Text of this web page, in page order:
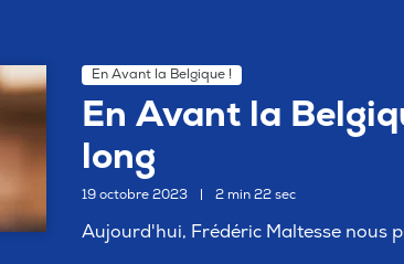
En Avant la Belgique !
En Avant la
long
19 octobre 2023 2 min 22 sec
Aujourd'hui, Frédéric Maltesse nous